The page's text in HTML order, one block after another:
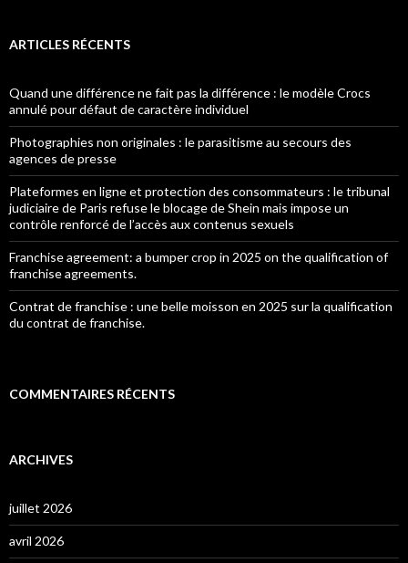
ARTICLES RÉCENTS
Quand une différence ne fait pas la différence : le modèle Crocs
annulé pour défaut de caractère individuel
Photographies non originales : le parasitisme au secours des
agences de presse
Plateformes en ligne et protection des consommateurs : le tribunal
judiciaire de Paris refuse le blocage de Shein mais impose un
contrôle renforcé de l’accès aux contenus sexuels
Franchise agreement: a bumper crop in 2025 on the qualification of
franchise agreements.
Contrat de franchise : une belle moisson en 2025 sur la qualification
du contrat de franchise.
COMMENTAIRES RÉCENTS
ARCHIVES
juillet 2026
avril 2026